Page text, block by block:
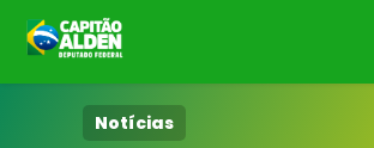
HOMENotícias